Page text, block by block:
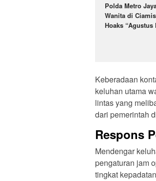
Polda Metro
Wanita di
Hoaks “Agustus
Keberadaan
keluhan utama
lintas yang
dari pemerintah
Respons
Mendengar
pengaturan jam
tingkat